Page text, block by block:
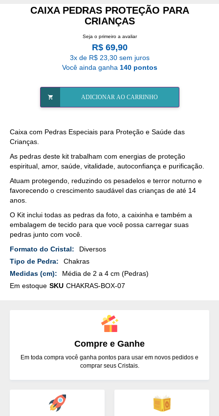
CAIXA PEDRAS PROTEÇÃO PARA
CRIANÇAS
Seja o primeiro a avaliar
R$ 69,90
3x de R$ 23,30 sem juros
Você ainda ganha 140 pontos
ADICIONAR AO CARRINHO
Caixa com Pedras Especiais para Proteção e Saúde das
Crianças.
As pedras deste kit trabalham com energias de proteção
espiritual, amor, saúde, vitalidade, autoconfiança e purificação.
Atuam protegendo, reduzindo os pesadelos e terror noturno e
favorecendo o crescimento saudável das crianças de até 14
anos.
O Kit inclui todas as pedras da foto, a caixinha e também a
embalagem de tecido para que você possa carregar suas
pedras junto com você.
Mais
Detalhes
Diversos
Chakras
Média de 2 a 4 cm (Pedras)
Em estoque SKU CHAKRAS-BOX-07
Compre e Ganhe
Em toda compra você ganha pontos para usar em novos pedidos e
comprar seus Cristais.